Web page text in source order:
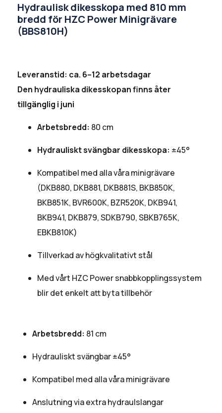
Hydraulisk dikesskopa med 810 mm
bredd för HZC Power Minigrävare
(BBS810H)
Leveranstid: ca. 6–12 arbetsdagar
Den hydrauliska dikesskopan finns åter
tillgänglig i juni
Arbetsbredd: 80 cm
Hydrauliskt svängbar dikesskopa: ±45°
Kompatibel med alla våra minigrävare
(DKB880, DKB881, DKB881S, BKB850K,
BKB851K, BVR600K, BZR520K, DKB941,
BKB941, DKB879, SDKB790, SBKB765K,
EBKB810K)
Tillverkad av högkvalitativt stål
Med vårt HZC Power snabbkopplingssystem
blir det enkelt att byta tillbehör
Arbetsbredd: 81 cm
Hydrauliskt svängbar ±45°
Kompatibel med alla våra minigrävare
Anslutning via extra hydraulslangar